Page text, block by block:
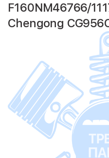
F160NM46766/
Chengong